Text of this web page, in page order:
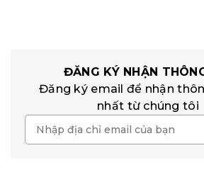
ĐĂNG KÝ NHẬN
Đăng ký email để nhận
nhất từ chúng tôi